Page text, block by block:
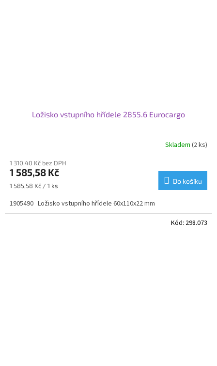
Ložisko vstupního hřídele 2855.6 Eurocargo
Skladem (2 ks)
1 310,40 Kč bez DPH
1 585,58 Kč
Měrná
1 585,58 Kč / 1 ks
Do košíku
1905490 Ložisko vstupního hřídele 60x110x22 mm
Kód: 298.073